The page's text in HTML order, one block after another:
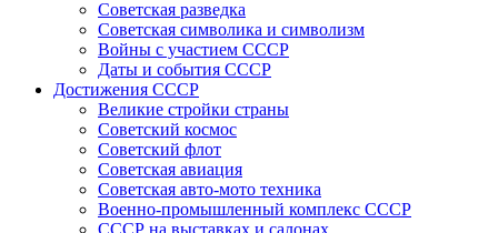
Советская разведка
Советская символика и символизм
Войны с участием СССР
Даты и события СССР
Достижения СССР
Великие стройки страны
Советский космос
Советский флот
Советская авиация
Советская авто-мото техника
Военно-промышленный комплекс СССР
СССР на выставках и салонах